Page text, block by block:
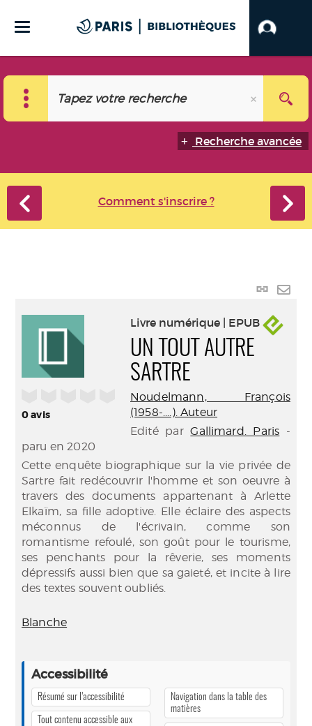
Recherche avancée
Comment s'inscrire ?
Lien
0avis
Livre numérique | EPUB
UN TOUT AUTRE
SARTRE
Noudelmann, François
(1958-....). Auteur
Edité parGallimard. Paris -
paru en 2020
Cette enquête biographique sur la vie privée de
Sartre fait redécouvrir l'homme et son oeuvre à
travers des documents appartenant à Arlette
Elkaïm, sa fille adoptive. Elle éclaire des aspects
méconnus de l'écrivain, comme son
romantisme refoulé, son goût pour le tourisme,
ses penchants pour la rêverie, ses moments
dépressifs aussi bien que sa gaieté, et incite à lire
des textes souvent oubliés.
Blanche
Accessibilité
Résumé sur l’accessibilité
Tout contenu accessible aux
Navigation dans la table des
matières